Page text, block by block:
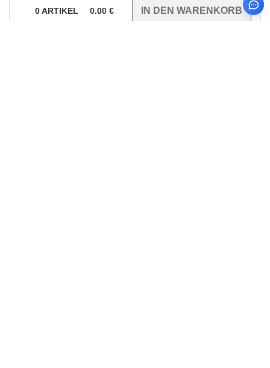
0ARTIKEL 0.00 €